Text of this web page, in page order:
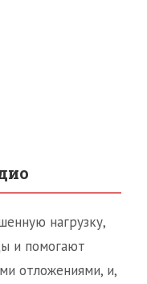
нагрузку,
и помогают
отложениями, и,